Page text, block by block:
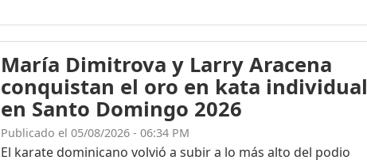
María Dimitrova y Larry Aracena
conquistan el oro en kata individual
en Santo Domingo 2026
Publicado el 05/08/2026 - 06:34 PM
El karate dominicano volvió a subir a lo más alto del podio